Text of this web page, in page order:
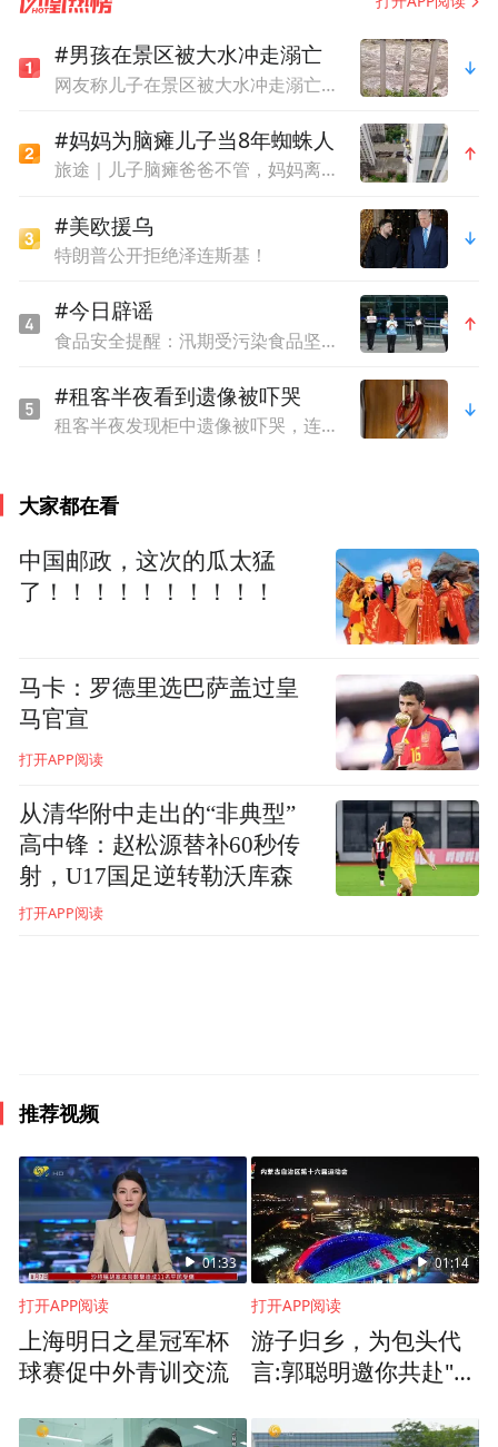
去“高等化”，只将其视为一个普通的人生阶
段，并认真审视这个阶段在人生之中需要扮
演的角色和作用。在中国现行教育体制下，
进入大学的是高中毕业生，而整个社会对大
学教育的普遍期待则是毕业生要有能力在社
会中独立工作和自如生活。于是，我们对于
高等教育本质最直接的理解，就是要将刚成
育，成功转变为能在社会中独立工作和自如
那么，中国的高中毕业生有哪些典型特征
常生活有家人关照；最后，几乎没有社会经
较少，但对于“”经过大学教育后，什么样的
毕业生是优秀的”则众说纷纭。于是，对于
“什么样的大学毕业生才是高质量的”这个问
题的不同回答，也体现了不同院校在人才培
养上的不同质量观。在这方面，当前社会评
价整体偏向于可视化极强的就业指标。也就
是说，如果一所大学的毕业生就业质量高，
也普遍容易被认为人才培养质量高。虽然仅
以学生就业质量去评价人才培养质量有失偏
颇，但由于最为直观，却也最受认同。
能力的前提下，同时提出另外两个与之同等
重要的评价指标，即独立生活能力和独立思
考能力。在西安欧亚学院看来，工作只是一
个人在社会的若干面向之一，在工作之外还
有生活。需知“生活”不只是“活着”，而是要
有独立的生活观念并将自己照顾周全。这种
能力并非与生俱来，高中毕业生普遍不具
工作、不会生活的“工作机器”，这种状况并
#男孩在景区被大水冲走溺亡
网友称儿子在景区被大水冲走溺亡，质疑泄洪未提前通知，当地回应
#妈妈为脑瘫儿子当8年蜘蛛人
旅途｜儿子脑瘫爸爸不管，妈妈离婚卖房求医，为赚钱当8年蜘蛛人
#美欧援乌
特朗普公开拒绝泽连斯基！
#今日辟谣
食品安全提醒：汛期受污染食品坚决不能食用
#租客半夜看到遗像被吓哭
租客半夜发现柜中遗像被吓哭，连夜搬离，平台拒退中介费
大家都在看
中国邮政，这次的瓜太猛
了！！！！！！！！！！
马卡：罗德里选巴萨盖过皇
马官宣
打开APP阅读
从清华附中走出的“非典型”
高中锋：赵松源替补60秒传
射，U17国足逆转勒沃库森
打开APP阅读
推荐视频
01:33
打开APP阅读
上海明日之星冠军杯
球赛促中外青训交流
01:14
打开APP阅读
游子归乡，为包头代
言:郭聪明邀你共赴"十